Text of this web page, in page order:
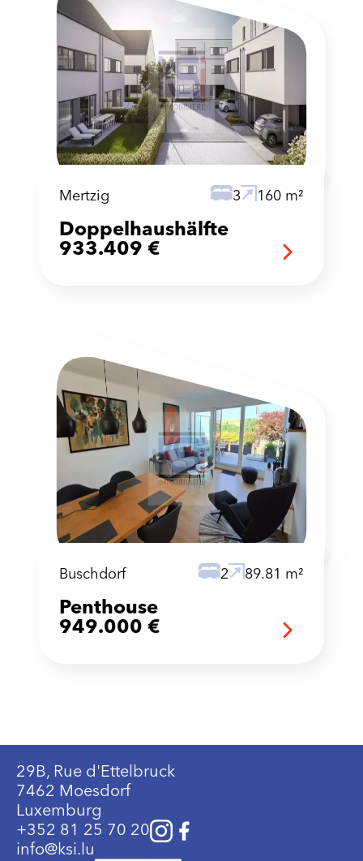
Mertzig 3 160 m²
Doppelhaushälfte
933.409 €
Buschdorf 2 89.81 m²
Penthouse
949.000 €
29B, Rue d'Ettelbruck
7462 Moesdorf
Luxemburg
+352 81 25 70 20
info@ksi.lu